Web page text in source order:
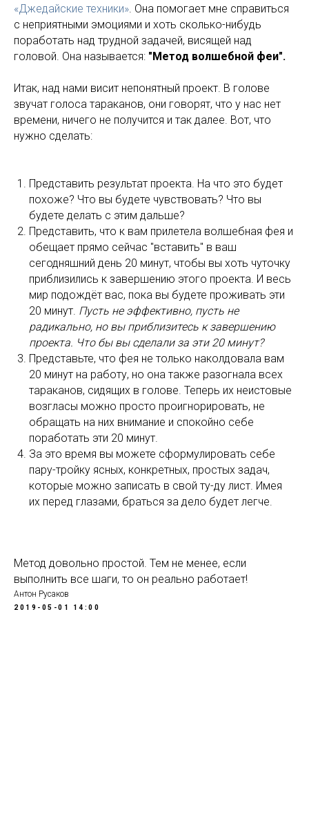
«Джедайские техники». Она помогает мне справиться
с неприятными эмоциями и хоть сколько-нибудь
поработать над трудной задачей, висящей над
головой. Она называется: "Метод волшебной феи".
Итак, над нами висит непонятный проект. В голове
звучат голоса тараканов, они говорят, что у нас нет
времени, ничего не получится и так далее. Вот, что
нужно сделать:
Представить результат проекта. На что это будет
похоже? Что вы будете чувствовать? Что вы
будете делать с этим дальше?
Представить, что к вам прилетела волшебная фея и
обещает прямо сейчас "вставить" в ваш
сегодняшний день 20 минут, чтобы вы хоть чуточку
приблизились к завершению этого проекта. И весь
мир подождёт вас, пока вы будете проживать эти
20 минут. Пусть не эффективно, пусть не
радикально, но вы приблизитесь к завершению
проекта. Что бы вы сделали за эти 20 минут?
Представьте, что фея не только наколдовала вам
20 минут на работу, но она также разогнала всех
тараканов, сидящих в голове. Теперь их неистовые
возгласы можно просто проигнорировать, не
обращать на них внимание и спокойно себе
поработать эти 20 минут.
За это время вы можете сформулировать себе
пару-тройку ясных, конкретных, простых задач,
которые можно записать в свой ту-ду лист. Имея
их перед глазами, браться за дело будет легче.
Метод довольно простой. Тем не менее, если
выполнить все шаги, то он реально работает!
Антон Русаков
2019-05-01 14:00